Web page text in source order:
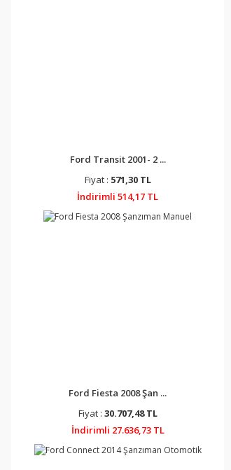
Ford Transit 2001- 2 ...
Fiyat : 571,30 TL
İndirimli 514,17 TL
Ford Fiesta 2008 Şan ...
Fiyat : 30.707,48 TL
İndirimli 27.636,73 TL